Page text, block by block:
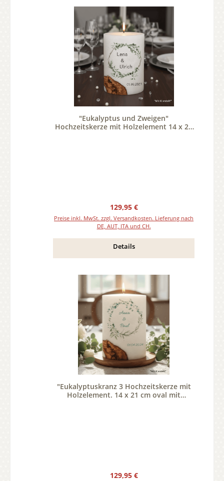
"Eukalyptus und Zweigen"
Hochzeitskerze mit Holzelement 14 x 21
Regulärer Preis:
129,95 €
Preise inkl. MwSt. zzgl. Versandkosten. Lieferung nach
DE, AUT, ITA und CH.
Details
"Eukalyptuskranz 3 Hochzeitskerze mit
Holzelement. 14 x 21 cm oval mit
Regulärer Preis:
129,95 €